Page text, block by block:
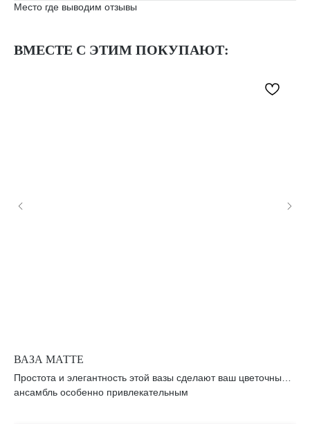
Место где выводим отзывы
ВМЕСТЕ С ЭТИМ ПОКУПАЮТ:
ВАЗА МАТТЕ
Простота и элегантность этой вазы сделают ваш цветочный
ансамбль особенно привлекательным